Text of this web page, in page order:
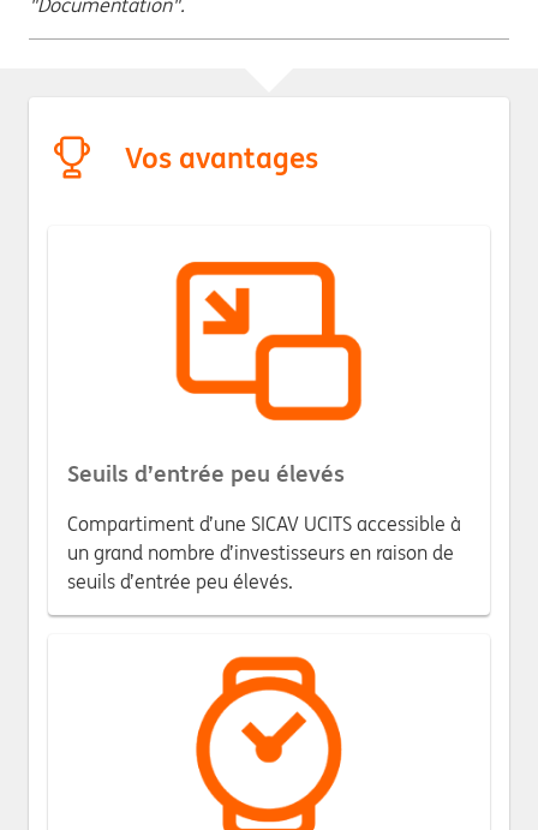
Vos avantages
Seuils d’entrée peu élevés
Compartiment d’une SICAV UCITS accessible à
un grand nombre d’investisseurs en raison de
seuils d’entrée peu élevés.